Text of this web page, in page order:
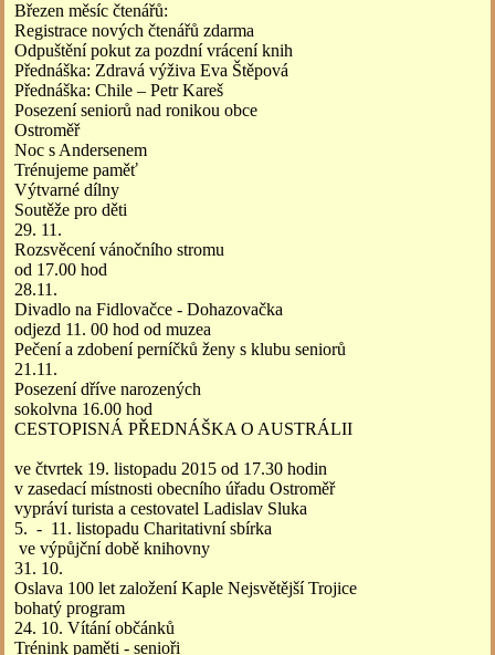
Březen měsíc čtenářů:
Registrace nových čtenářů zdarma
Odpuštění pokut za pozdní vrácení knih
Přednáška: Zdravá výživa Eva Štěpová
Přednáška: Chile – Petr Kareš
Posezení seniorů nad ronikou obce
Ostroměř
Noc s Andersenem
Trénujeme paměť
Výtvarné dílny
Soutěže pro děti
29. 11.
Rozsvěcení vánočního stromu
od 17.00 hod
28.11.
Divadlo na Fidlovačce - Dohazovačka
odjezd 11. 00 hod od muzea
Pečení a zdobení perníčků ženy s klubu seniorů
21.11.
Posezení dříve narozených
sokolvna 16.00 hod
CESTOPISNÁ PŘEDNÁŠKA O AUSTRÁLII
ve čtvrtek 19. listopadu 2015 od 17.30 hodin
v zasedací místnosti obecního úřadu Ostroměř
vypráví turista a cestovatel Ladislav Sluka
5. - 11. listopadu Charitativní sbírka
ve výpůjční době knihovny
31. 10.
Oslava 100 let založení Kaple Nejsvětější Trojice
bohatý program
24. 10. Vítání občánků
Trénink paměti - senioři